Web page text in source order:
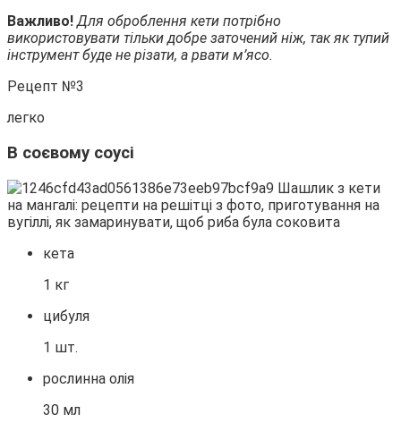
Важливо!Для оброблення кети потрібно
використовувати тільки добре заточений ніж, так як тупий
інструмент буде не різати, а рвати м’ясо.
Рецепт №3
легко
В соєвому соусі
кета
1 кг
цибуля
1 шт.
рослинна олія
30 мл